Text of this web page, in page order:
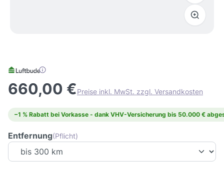
660,00 €Preise inkl. MwSt. zzgl. Versandkosten
−1 % Rabatt bei Vorkasse - dank VHV-Versicherung bis 50.000 €
Entfernung(Pflicht)